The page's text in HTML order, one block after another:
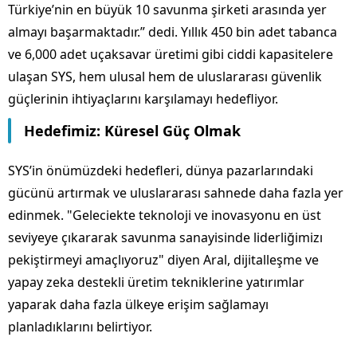
Türkiye’nin en büyük 10 savunma şirketi arasında yer
almayı başarmaktadır.” dedi. Yıllık 450 bin adet tabanca
ve 6,000 adet uçaksavar üretimi gibi ciddi kapasitelere
ulaşan SYS, hem ulusal hem de uluslararası güvenlik
güçlerinin ihtiyaçlarını karşılamayı hedefliyor.
Hedefimiz: Küresel Güç Olmak
SYS’in önümüzdeki hedefleri, dünya pazarlarındaki
gücünü artırmak ve uluslararası sahnede daha fazla yer
edinmek. "Geleciekte teknoloji ve inovasyonu en üst
seviyeye çıkararak savunma sanayisinde liderliğimizı
pekiştirmeyi amaçlıyoruz" diyen Aral, dijitalleşme ve
yapay zeka destekli üretim tekniklerine yatırımlar
yaparak daha fazla ülkeye erişim sağlamayı
planladıklarını belirtiyor.